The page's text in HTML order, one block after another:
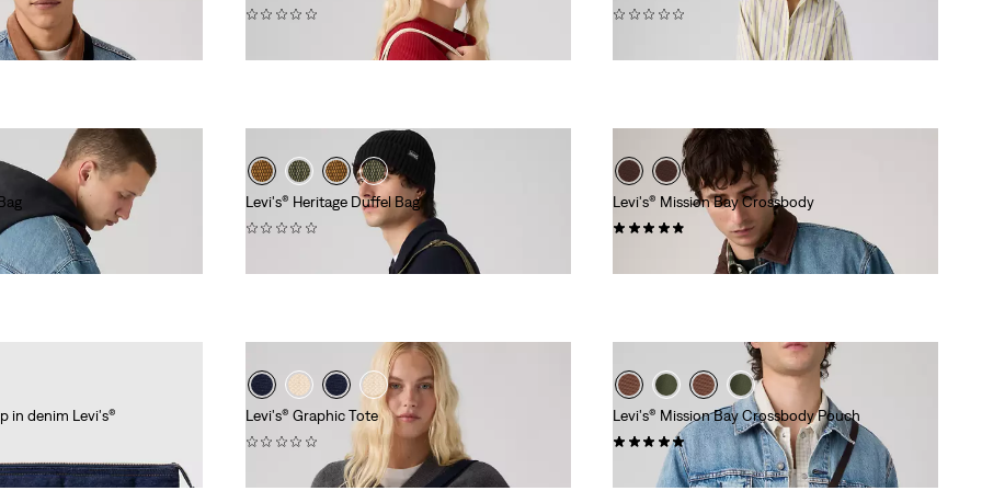
Levi's® Heritage Duffel Bag
Levi's® Mission Bay Crossbody
in denim Levi's®
Levi's® Graphic Tote
Levi's® Mission Bay Crossbody Pouch
(0)
€ 25,00